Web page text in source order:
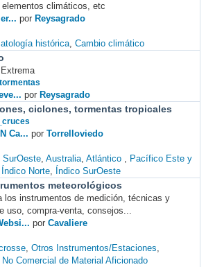
climáticos, etc
por Reysagrado
histórica Cambio climático
por Reysagrado
ciclones, tormentas tropicales
Ca... por Torrelloviedo
SurOeste Australia Atlántico
Pacífico Este y
Índico Norte Índico SurOeste
meteorológicos
los instrumentos de medición, técnicas y
uso, compra-venta, consejos...
por Cavaliere
Otros Instrumentos/Estaciones
Comercial de Material Aficionado